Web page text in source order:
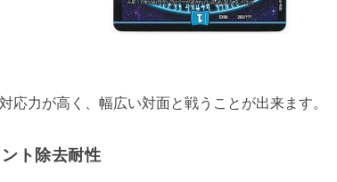
応力が高く、幅広い対面と戦うことが出来ます。
ト除去耐性